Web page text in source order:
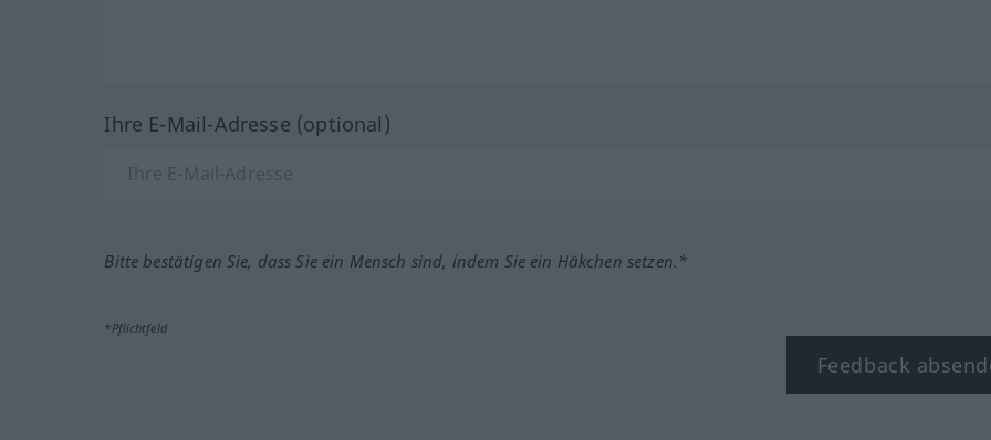
Ihre E-Mail-Adresse (optional)
Bitte bestätigen Sie, dass Sie ein Mensch sind, indem Sie ein Häkchen setzen.*
*Pflichtfeld
Feedback